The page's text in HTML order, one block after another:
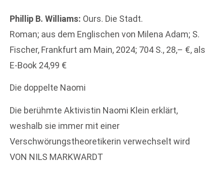
Phillip B. Williams: Ours. Die Stadt.
Roman; aus dem Englischen von Milena Adam; S.
Fischer, Frankfurt am Main, 2024; 704 S., 28,– €, als
E-Book 24,99 €
Die doppelte Naomi
Die berühmte Aktivistin Naomi Klein erklärt,
weshalb sie immer mit einer
Verschwörungstheoretikerin verwechselt wird
VON NILS MARKWARDT